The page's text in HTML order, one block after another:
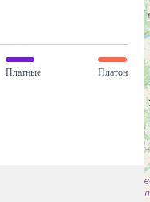
Платные Платон